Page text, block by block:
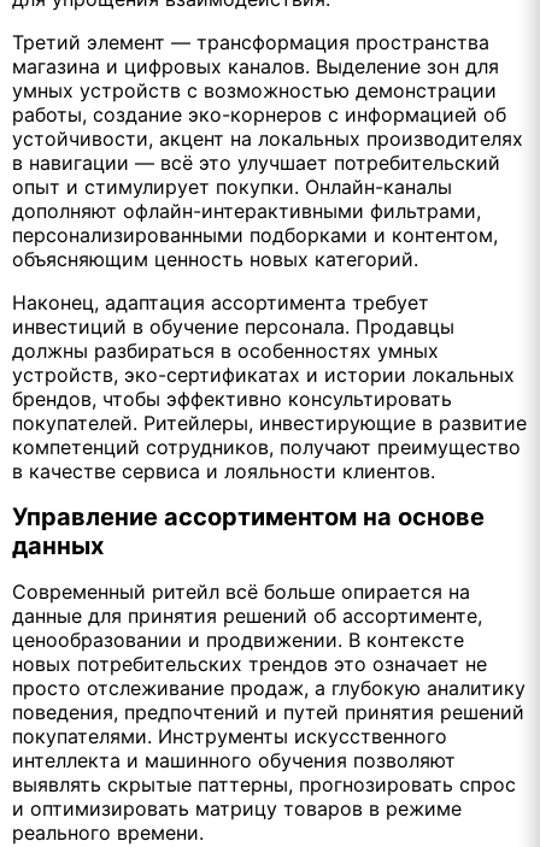
Третий элемент — трансформация пространства
магазина и цифровых каналов. Выделение зон для
умных устройств с возможностью демонстрации
работы, создание эко-корнеров с информацией об
устойчивости, акцент на локальных производителях
в навигации — всё это улучшает потребительский
опыт и стимулирует покупки. Онлайн-каналы
дополняют офлайн-интерактивными фильтрами,
персонализированными подборками и контентом,
объясняющим ценность новых категорий.
Наконец, адаптация ассортимента требует
инвестиций в обучение персонала. Продавцы
должны разбираться в особенностях умных
устройств, эко-сертификатах и истории локальных
брендов, чтобы эффективно консультировать
покупателей. Ритейлеры, инвестирующие в развитие
компетенций сотрудников, получают преимущество
в качестве сервиса и лояльности клиентов.
Управление ассортиментом на основе
данных
Современный ритейл всё больше опирается на
данные для принятия решений об ассортименте,
ценообразовании и продвижении. В контексте
новых потребительских трендов это означает не
просто отслеживание продаж, а глубокую аналитику
поведения, предпочтений и путей принятия решений
покупателями. Инструменты искусственного
интеллекта и машинного обучения позволяют
выявлять скрытые паттерны, прогнозировать спрос
и оптимизировать матрицу товаров в режиме
реального времени.